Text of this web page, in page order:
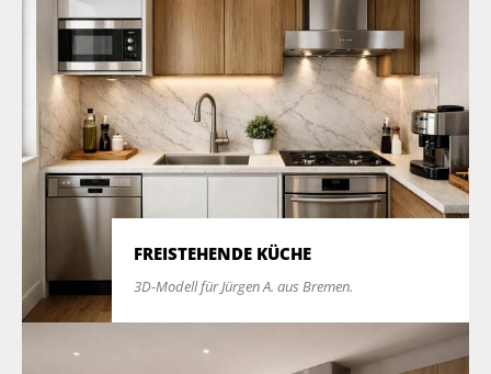
FREISTEHENDE KÜCHE
3D-Modell für Jürgen A. aus Bremen.